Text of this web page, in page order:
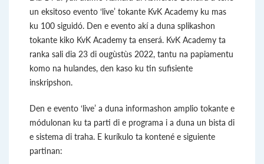
un eksitoso evento ‘live’ tokante KvK Academy ku mas
ku 100 siguidó. Den e evento akí a duna splikashon
tokante kiko KvK Academy ta enserá. KvK Academy ta
ranka sali dia 23 di ougùstùs 2022, tantu na papiamentu
komo na hulandes, den kaso ku tin sufisiente
inskripshon.
Den e evento ‘live’ a duna informashon amplio tokante e
módulonan ku ta parti di e programa i a duna un bista di
e sistema di traha. E kuríkulo ta kontené e siguiente
partinan: